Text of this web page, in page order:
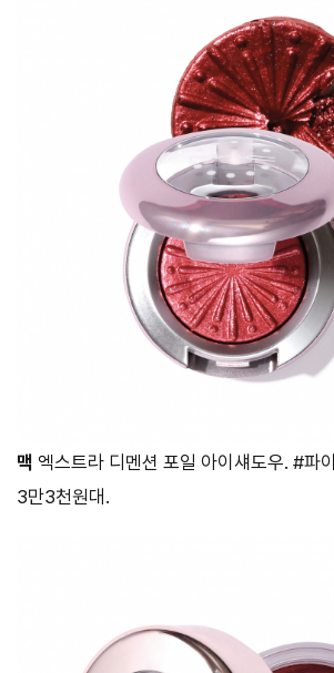
맥 엑스트라 디멘션 포일 아이섀도우. #파
3만3천원대.